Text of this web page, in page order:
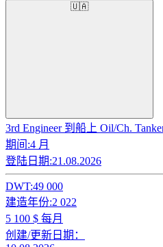
🇺🇦
3rd Engineer 到船上 Oil/Ch.
期间:4 月
登陆日期:21.08.2026
DWT:49 000
建造年份:2 022
5 100 $ 每月
创建/更新日期：